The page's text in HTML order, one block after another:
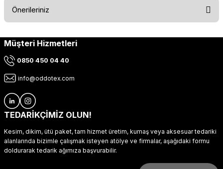
Önerileriniz
Bu ürünün fiyat bilgisi, resim, ürün açıklamalarında ve diğer
kullanarak tarafımıza iletebilirsiniz.
Ürün resmi kalitesiz, bozuk veya görüntülenemiyor.
Ürün açıklamasında eksik bilgiler bulunuyor.
Ürün fiyatı diğer sitelerden daha pahalı.
Bu ürüne benzer farklı alternatifler olmalı.
Müşteri Hizmetleri
0850 450 04 40
info@oddotex.com
TEDARİKÇİMİZ OLUN!
Kesim, dikim, ütü paket, tam hizmet üretim, kumaş veya aksesuar tedariki
alanlarında bizimle çalışmak isteyen atölye ve firmalar, aşağıdaki formu
doldurarak tedarik ağımıza başvurabilir.